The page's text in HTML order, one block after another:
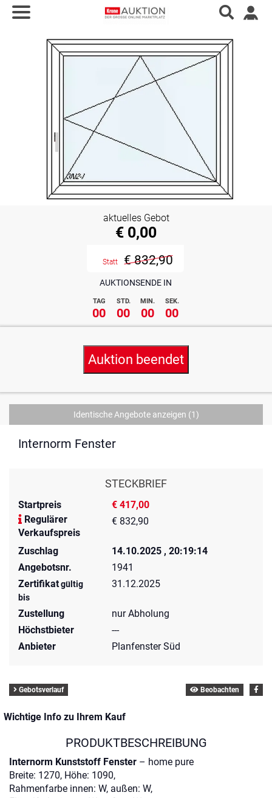
AUKTIONSENDE IN
TAG STD. MIN. SEK.
00 00 00 00
aktuelles Gebot
€ 0,00
Statt € 832,90
Auktion beendet
Identische Angebote anzeigen (1)
Internorm Fenster
STECKBRIEF
Startpreis
€ 417,00
Regulärer
Verkaufspreis
€ 832,90
Zuschlag
14.10.2025 , 20:19:14
Angebotsnr.
1941
Zertifikatgültig
bis
31.12.2025
Zustellung
nur Abholung
Höchstbieter
---
Anbieter
Planfenster Süd
Gebotsverlauf Beobachten
Wichtige Info zu Ihrem Kauf
PRODUKTBESCHREIBUNG
Internorm Kunststoff Fenster – home pure
Breite: 1270, Höhe: 1090,
Rahmenfarbe innen: W, außen: W,